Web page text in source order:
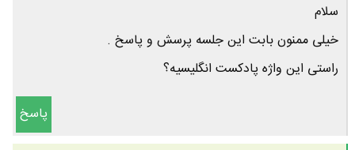
سلام
خیلی ممنون بابت این جلسه پرسش و پاسخ .
راستی این واژه پادکست انگلیسیه؟
پاسخ